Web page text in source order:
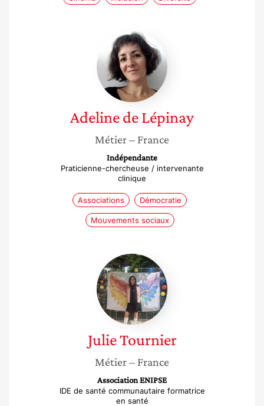
Adeline
de
Lépinay
Adelinede Lépinay
Métier– France
Indépendante
Praticienne-chercheuse / intervenante
clinique
Associations Démocratie
Mouvements sociaux
Julie
Tournier
JulieTournier
Métier– France
Association ENIPSE
IDE de santé communautaire formatrice
en santé